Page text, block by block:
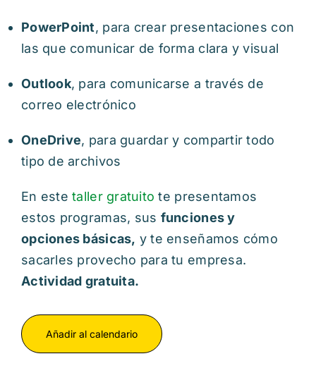
PowerPoint, para crear presentaciones con
las que comunicar de forma clara y visual
Outlook, para comunicarse a través de
correo electrónico
OneDrive, para guardar y compartir todo
tipo de archivos
En este taller gratuito te presentamos
estos programas, sus funciones y
opciones básicas, y te enseñamos cómo
sacarles provecho para tu empresa.
Actividad gratuita.
Añadir al calendario